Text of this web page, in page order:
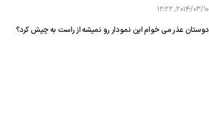
2014/03/10, 12:22
دوستان عذر می خوام این نمودار رو نمیشه از راست به چپش کرد؟